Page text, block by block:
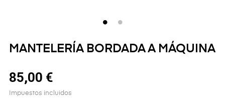
MANTELERÍA BORDADA A MÁQUINA
85,00 €
Impuestos incluidos